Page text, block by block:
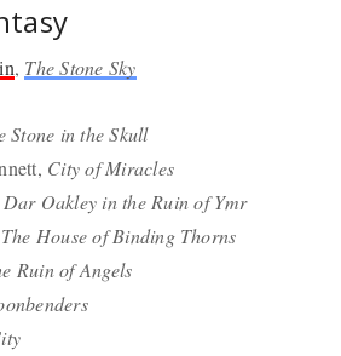
, The Stone Sky
Stone in the Skull
City of Miracles
Oakley in the Ruin of Ymr
The House of Binding Thorns
Ruin of Angels